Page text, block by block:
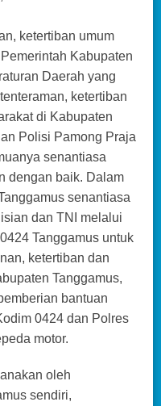
ketertiban umum
Kabupaten
Daerah yang
ketertiban
di Kabupaten
Polisi Pamong Praja
senantiasa
dengan baik. Dalam
senantiasa
dan TNI melalui
Tanggamus untuk
ketertiban dan
Tanggamus,
bantuan
0424 dan Polres
motor.
oleh
sendiri,